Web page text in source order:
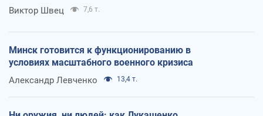
Виктор Швец 7,6 т.
Минск готовится к функционированию в
условиях масштабного военного кризиса
Александр Левченко 13,4 т.